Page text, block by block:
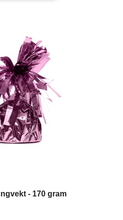
- 170 gram